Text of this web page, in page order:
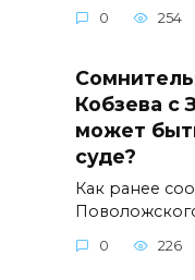
0 254
Кобзева
может
суде?
Как ранее
0 226